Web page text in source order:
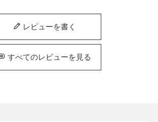
レビューを書く
すべてのレビューを見る